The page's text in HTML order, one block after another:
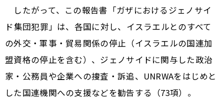
したがって、この報告書「ガザにおけるジェノサイ
ド――集団犯罪」は、各国に対し、イスラエルとのすべて
の外交・軍事・貿易関係の停止（イスラエルの国連加
盟資格の停止を含む）、ジェノサイドに関与した政治
家・公務員や企業への捜査・訴追、UNRWAをはじめと
した国連機関への支援などを勧告する（73項）。